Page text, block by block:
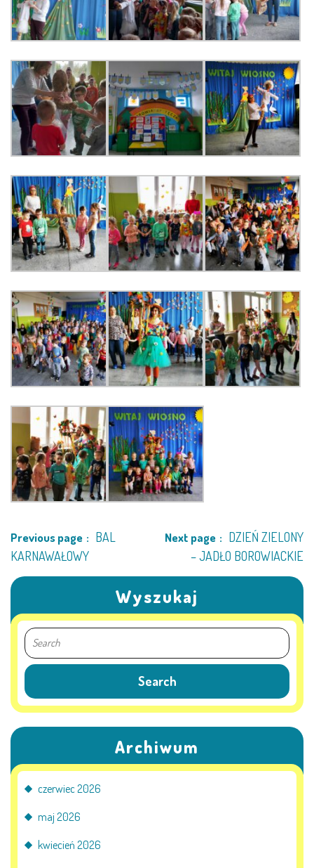
OCHRONY MAŁOLETNICH
DEKLARACJA DOSTĘPNOŚCI
RADOŚĆ – ZABAWA – NAUKA
NASZA KONCEPCJA
ROCZNY PLAN PRACY
KORZYSTANIE Z TIK
PROGRAMY
UROCZYSTOŚCI
OSIĄGNIĘCIA
KONKURSY
NASI PRZYJACIELE
AKTUALNOŚCI
PORADY DLA RODZICÓW
REKRUTACJA
DOKUMENTY DO POBRANIA
OBIADY
COVID – 19
Previous page
BAL
KARNAWAŁOWY
Next page
DZIEŃ ZIELONY
– JADŁO BOROWIACKIE
Wyszukaj
Archiwum
czerwiec 2026
maj 2026
kwiecień 2026